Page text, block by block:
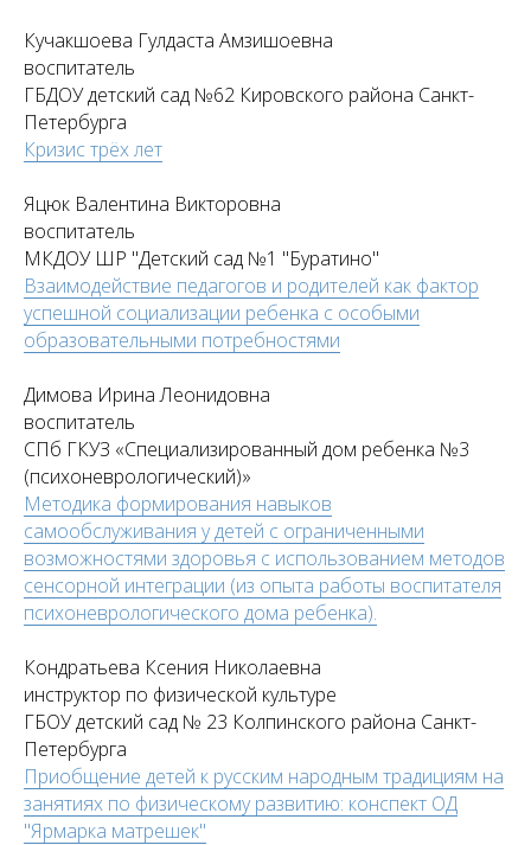
Кучакшоева Гулдаста Амзишоевна
воспитатель
ГБДОУ детский сад №62 Кировского района Санкт-
Петербурга
Кризис трёх лет
Яцюк Валентина Викторовна
воспитатель
МКДОУ ШР "Детский сад №1 "Буратино"
Взаимодействие педагогов и родителей как фактор
успешной социализации ребенка с особыми
образовательными потребностями
Димова Ирина Леонидовна
воспитатель
СПб ГКУЗ «Специализированный дом ребенка №3
(психоневрологический)»
Методика формирования навыков
самообслуживания у детей с ограниченными
возможностями здоровья с использованием методов
сенсорной интеграции (из опыта работы воспитателя
психоневрологического дома ребенка).
Кондратьева Ксения Николаевна
инструктор по физической культуре
ГБОУ детский сад № 23 Колпинского района Санкт-
Петербурга
Приобщение детей к русским народным традициям на
занятиях по физическому развитию: конспект ОД
"Ярмарка матрешек"